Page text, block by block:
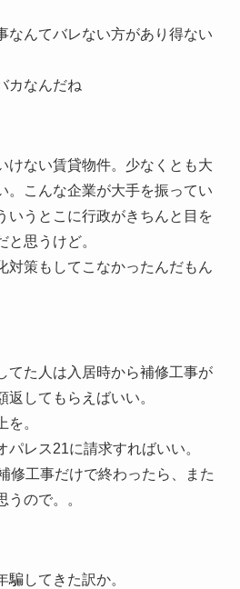
なんてバレない方があり得ない
カなんだね
けない賃貸物件。少なくとも大
。こんな企業が大手を振ってい
いうとこに行政がきちんと目を
思うけど。
対策もしてこなかったんだもん
てた人は入居時から補修工事が
してもらえばいい。
。
パレス21に請求すればいい。
修工事だけで終わったら、また
うので。。
してきた訳か。